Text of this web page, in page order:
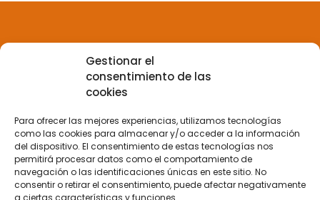
Gestionar el
consentimiento de las
cookies
Para ofrecer las mejores experiencias, utilizamos tecnologías
como las cookies para almacenar y/o acceder a la información
del dispositivo. El consentimiento de estas tecnologías nos
permitirá procesar datos como el comportamiento de
navegación o las identificaciones únicas en este sitio. No
consentir o retirar el consentimiento, puede afectar negativamente
a ciertas características y funciones.
Política de privacidad
Política de Cookies